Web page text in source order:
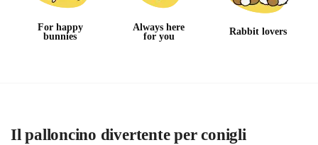
For happy
bunnies
Always here
for you
Rabbit lovers
Il palloncino divertente per conigli